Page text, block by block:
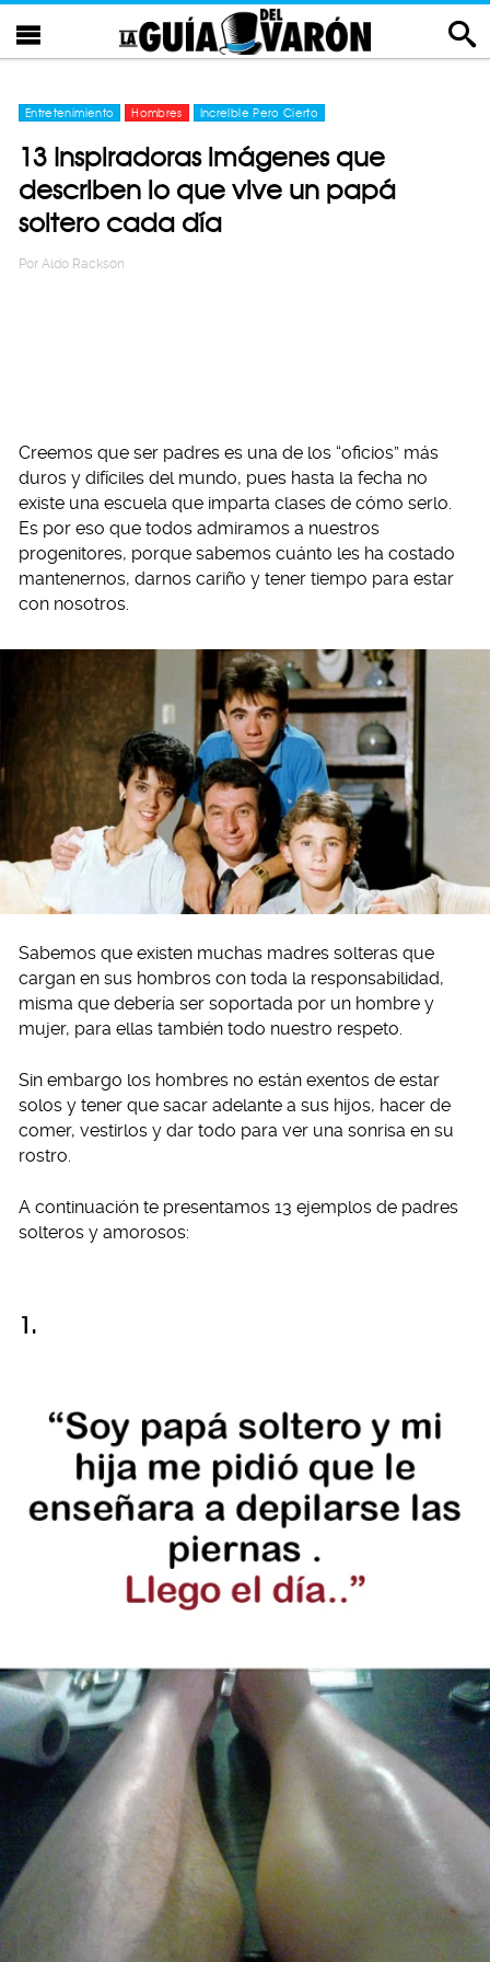
Entretenimiento Hombres Increíble Pero Cierto
13 Inspiradoras imágenes que
describen lo que vive un papá
soltero cada día
Por Aldo Rackson
Creemos que ser padres es una de los “oficios” más
duros y difíciles del mundo, pues hasta la fecha no
existe una escuela que imparta clases de cómo serlo.
Es por eso que todos admiramos a nuestros
progenitores, porque sabemos cuánto les ha costado
mantenernos, darnos cariño y tener tiempo para estar
con nosotros.
Sabemos que existen muchas madres solteras que
cargan en sus hombros con toda la responsabilidad,
misma que debería ser soportada por un hombre y
mujer, para ellas también todo nuestro respeto.
Sin embargo los hombres no están exentos de estar
solos y tener que sacar adelante a sus hijos, hacer de
comer, vestirlos y dar todo para ver una sonrisa en su
rostro.
A continuación te presentamos 13 ejemplos de padres
solteros y amorosos:
1.